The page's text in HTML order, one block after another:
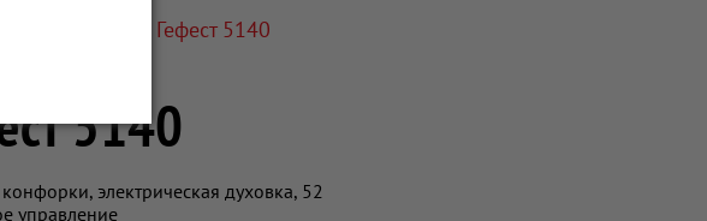
Электроплита Гефест 5140
5140
электрическая духовка, 52
управление